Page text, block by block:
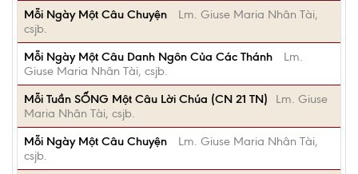
Mỗi Ngày Một Câu Chuyện
Lm. Giuse Maria Nhân Tài,
csjb.
Mỗi Ngày Một Câu Danh Ngôn Của Các Thánh
Lm.
Giuse Maria Nhân Tài, csjb.
Mỗi Tuần SỐNG Một Câu Lời Chúa (CN 21 TN)
Lm. Giuse
Maria Nhân Tài, csjb.
Mỗi Ngày Một Câu Chuyện
Lm. Giuse Maria Nhân Tài,
csjb.